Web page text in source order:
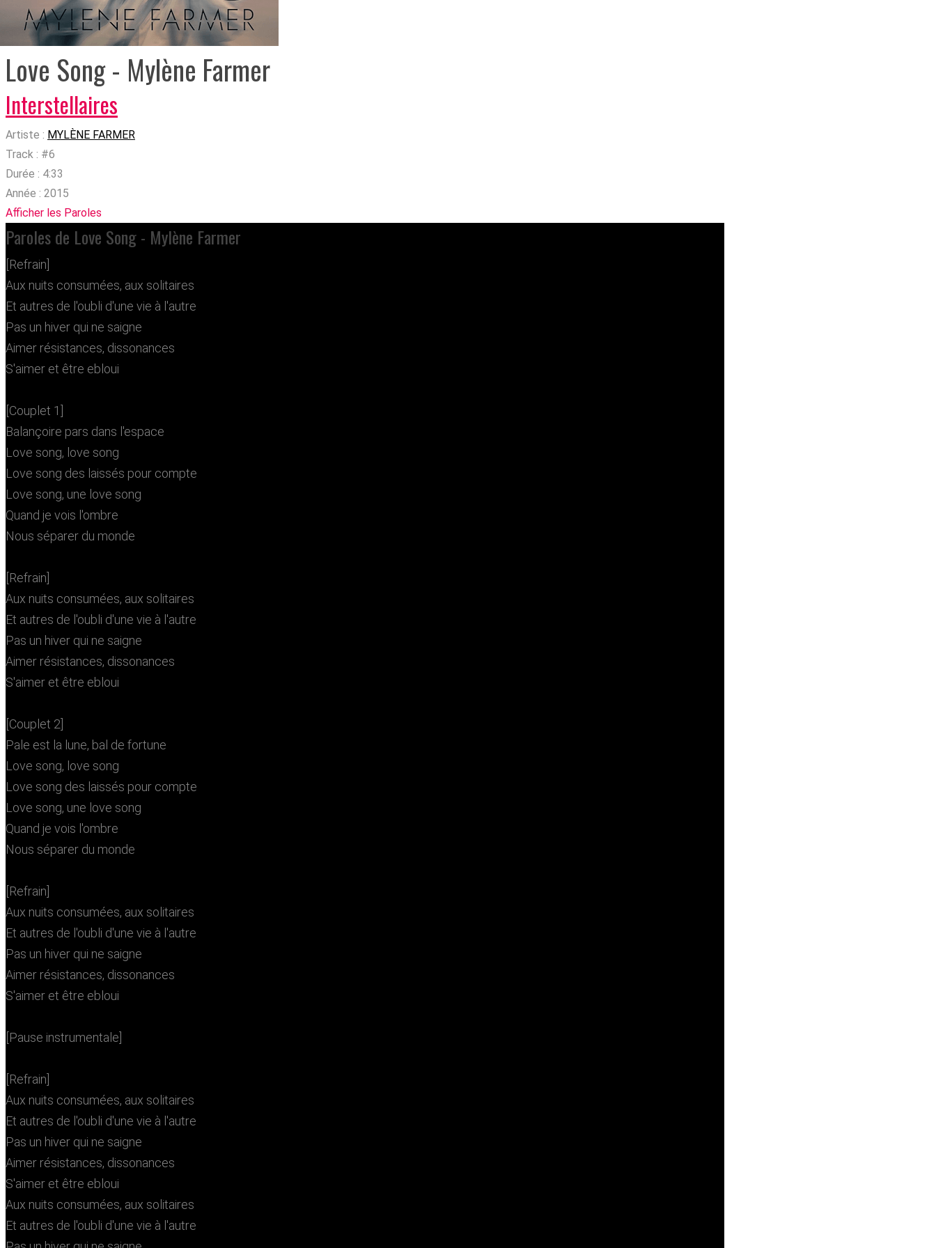
Love Song - Mylène Farmer
Interstellaires
Artiste : MYLÈNE FARMER
Track : #6
Durée : 4:33
Année : 2015
Afficher les Paroles
Paroles de Love Song - Mylène Farmer
[Refrain]
Aux nuits consumées, aux solitaires
Et autres de l'oubli d'une vie à l'autre
Pas un hiver qui ne saigne
Aimer résistances, dissonances
S'aimer et être ebloui
[Couplet 1]
Balançoire pars dans l'espace
Love song, love song
Love song des laissés pour compte
Love song, une love song
Quand je vois l'ombre
Nous séparer du monde
[Refrain]
Aux nuits consumées, aux solitaires
Et autres de l'oubli d'une vie à l'autre
Pas un hiver qui ne saigne
Aimer résistances, dissonances
S'aimer et être ebloui
[Couplet 2]
Pale est la lune, bal de fortune
Love song, love song
Love song des laissés pour compte
Love song, une love song
Quand je vois l'ombre
Nous séparer du monde
[Refrain]
Aux nuits consumées, aux solitaires
Et autres de l'oubli d'une vie à l'autre
Pas un hiver qui ne saigne
Aimer résistances, dissonances
S'aimer et être ebloui
[Pause instrumentale]
[Refrain]
Aux nuits consumées, aux solitaires
Et autres de l'oubli d'une vie à l'autre
Pas un hiver qui ne saigne
Aimer résistances, dissonances
S'aimer et être ebloui
Aux nuits consumées, aux solitaires
Et autres de l'oubli d'une vie à l'autre